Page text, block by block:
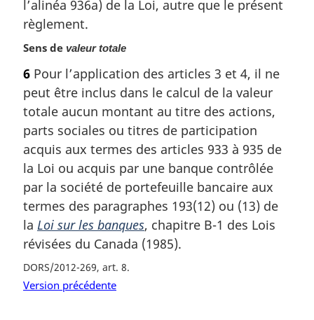
n
a
e
l’alinéa 936a) de la Loi, autre que le présent
règlement.
Sens de valeur totale
6 Pour l’application des articles 3 et 4, il ne
peut être inclus dans le calcul de la valeur
totale aucun montant au titre des actions,
parts sociales ou titres de participation
acquis aux termes des articles 933 à 935 de
la Loi ou acquis par une banque contrôlée
par la société de portefeuille bancaire aux
termes des paragraphes 193(12) ou (13) de
la Loi sur les banques, chapitre B-1 des Lois
révisées du Canada (1985).
DORS/2012-269, art. 8
Version précédente